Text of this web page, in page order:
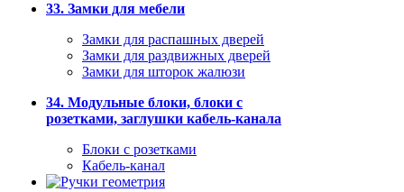
33. Замки для мебели
Замки для распашных дверей
Замки для раздвижных дверей
Замки для шторок жалюзи
34. Модульные блоки, блоки с
розетками, заглушки кабель-канала
Блоки с розетками
Кабель-канал